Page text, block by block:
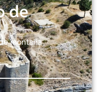
de
montaña